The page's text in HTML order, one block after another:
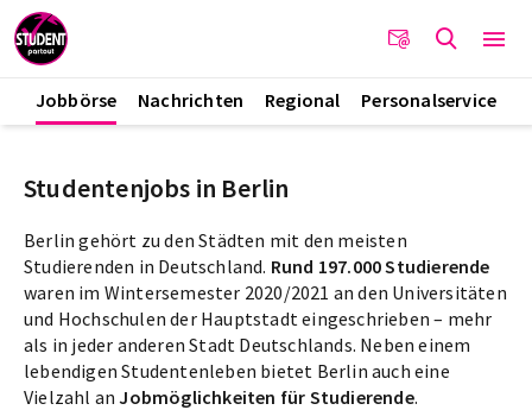
Jobbörse Nachrichten Regional Personalservice
Studentenjobs in Berlin
Berlin gehört zu den Städten mit den meisten
Studierenden in Deutschland. Rund 197.000 Studierende
waren im Wintersemester 2020/2021 an den Universitäten
und Hochschulen der Hauptstadt eingeschrieben – mehr
als in jeder anderen Stadt Deutschlands. Neben einem
lebendigen Studentenleben bietet Berlin auch eine
Vielzahl anJobmöglichkeiten für Studierende.